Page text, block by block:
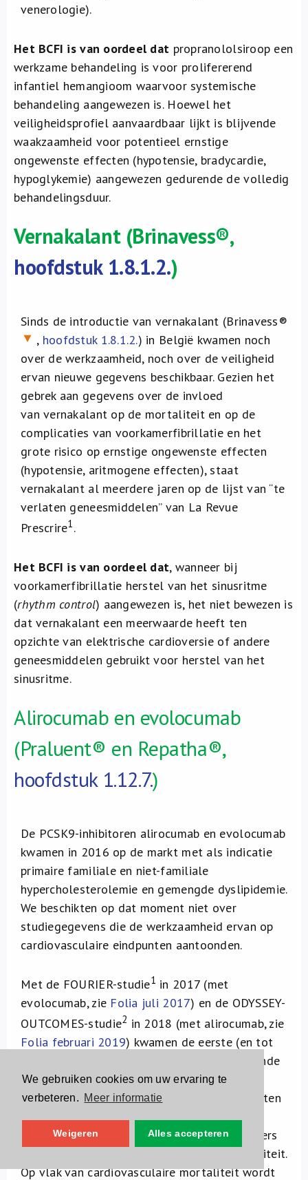
We gebruiken cookies om uw ervaring te
verbeteren. Meer informatie
Weigeren Alles accepteren
venerologie).
Het BCFI is van oordeel dat propranololsiroop een
werkzame behandeling is voor prolifererend
infantiel hemangioom waarvoor systemische
behandeling aangewezen is. Hoewel het
veiligheidsprofiel aanvaardbaar lijkt is blijvende
waakzaamheid voor potentieel ernstige
ongewenste effecten (hypotensie, bradycardie,
hypoglykemie) aangewezen gedurende de volledig
behandelingsduur.
Vernakalant (Brinavess®,
hoofdstuk 1.8.1.2.)
Sinds de introductie van vernakalant (Brinavess®
, hoofdstuk 1.8.1.2.) in België kwamen noch
over de werkzaamheid, noch over de veiligheid
ervan nieuwe gegevens beschikbaar. Gezien het
gebrek aan gegevens over de invloed
van vernakalant op de mortaliteit en op de
complicaties van voorkamerfibrillatie en het
grote risico op ernstige ongewenste effecten
(hypotensie, aritmogene effecten), staat
vernakalant al meerdere jaren op de lijst van “te
verlaten geneesmiddelen” van La Revue
Prescrire1.
Het BCFI is van oordeel dat, wanneer bij
voorkamerfibrillatie herstel van het sinusritme
(rhythm control) aangewezen is, het niet bewezen is
dat vernakalant een meerwaarde heeft ten
opzichte van elektrische cardioversie of andere
geneesmiddelen gebruikt voor herstel van het
sinusritme.
Alirocumab en evolocumab
(Praluent® en Repatha®,
hoofdstuk 1.12.7.)
De PCSK9-inhibitoren alirocumab en evolocumab
kwamen in 2016 op de markt met als indicatie
primaire familiale en niet-familiale
hypercholesterolemie en gemengde dyslipidemie.
We beschikten op dat moment niet over
studiegegevens die de werkzaamheid ervan op
cardiovasculaire eindpunten aantoonden.
Met de FOURIER-studie1 in 2017 (met
evolocumab, zie Folia juli 2017) en de ODYSSEY-
OUTCOMES-studie2 in 2018 (met alirocumab, zie
Folia februari 2019) kwamen de eerste (en tot
op vandaag enige) gegevens uit langer lopende
studies met cardiovasculaire eindpunten
beschikbaar. Beide studies toonden bij patiënten
statistisch significante, maar in absolute cijfers
beperkte, daling van cardiovasculaire morbiditeit.
Op vlak van cardiovasculaire mortaliteit wordt